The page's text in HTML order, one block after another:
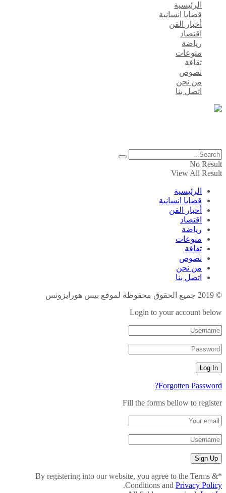
الرئيسية
قضايا انسانية
أخبار الفن
اقتصاد
رياضة
منوعات
ثقافة
نصوص
من نحن
اتصل بنا
No Result
View All Result
الرئيسية
قضايا انسانية
أخبار الفن
اقتصاد
رياضة
منوعات
ثقافة
نصوص
من نحن
اتصل بنا
© 2019 جميع الحقوق محفوظة لموقع بيس هورايزونس
Login to your account below
Forgotten Password?
Fill the forms bellow to register
*
By registering into our website, you agree to the Terms &
Conditions and Privacy Policy
.